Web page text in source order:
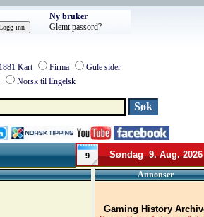
Ny bruker
Glemt passord?
1881 Kart Firma
Gule sider
Norsk til Engelsk
9 Søndag 9. Aug. 2026
Annonser